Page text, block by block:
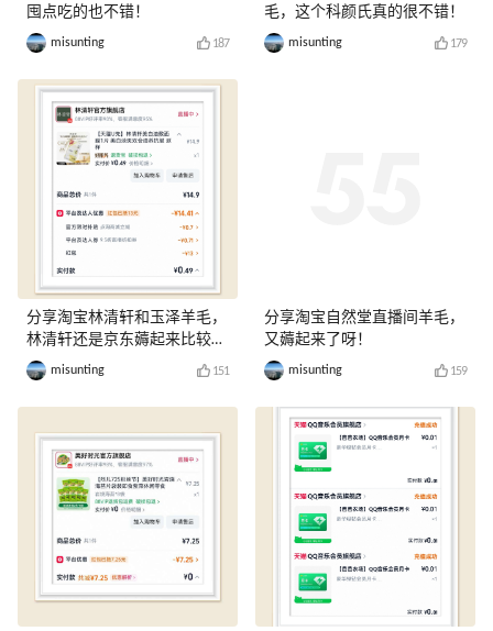
囤点吃的也不错！
misunting 187
分享淘宝林清轩和玉泽羊毛，
林清轩还是京东薅起来比较
爽！misunting 151
毛，这个科颜氏真的很不错！
misunting 179
分享淘宝自然堂直播间羊毛，
又薅起来了呀！
misunting 159